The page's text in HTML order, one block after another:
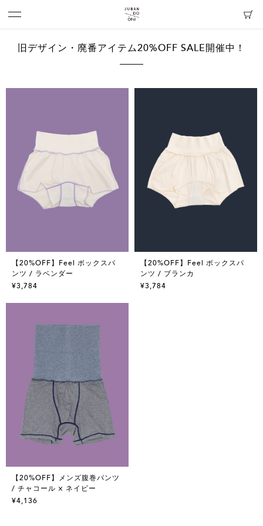
旧デザイン・廃番アイテム20%OFF SALE開催中！
【20%OFF】Feel ボックスパ
ンツ / ラベンダー
¥3,784
【20%OFF】Feel ボックスパ
ンツ / ブランカ
¥3,784
【20%OFF】メンズ腹巻パンツ
/ チャコール × ネイビー
¥4,136